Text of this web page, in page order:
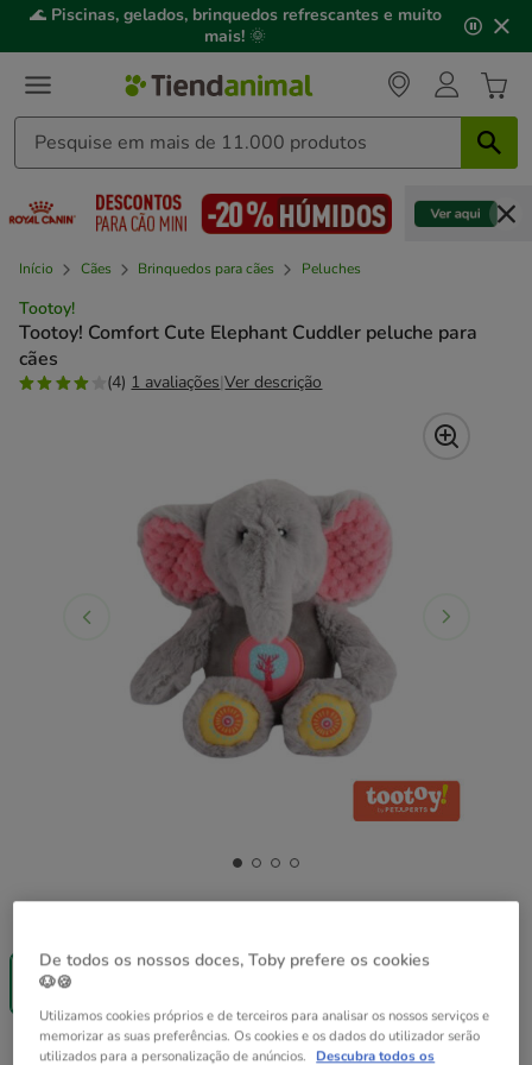
3,
mensagem,
🌊 Piscinas, gelados, brinquedos refrescantes e muito
mais! 🌞
Início Cães Brinquedos para cães Peluches
Tootoy!
Tootoy! Comfort Cute Elephant Cuddler peluche para
cães
(4) 1 avaliações|Ver descrição
1 ud.
Até - 8€!
8.99€
Preço 8.99€
De todos os nossos doces, Toby prefere os cookies
🐶🍪
Utilizamos cookies próprios e de terceiros para analisar os nossos serviços e
memorizar as suas preferências. Os cookies e os dados do utilizador serão
utilizados para a personalização de anúncios. Descubra todos os